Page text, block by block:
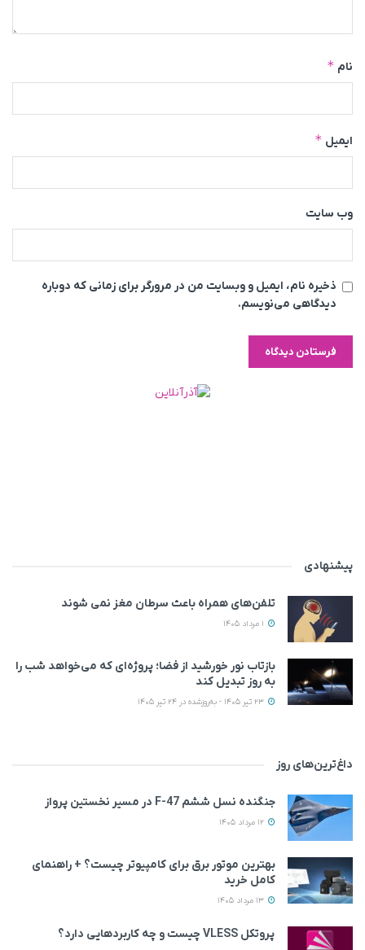
نام *
ایمیل *
وب‌ سایت
ذخیره نام، ایمیل و وبسایت من در مرورگر برای زمانی که دوباره
دیدگاهی می‌نویسم.
پیشنهادی
تلفن‌های همراه باعث سرطان مغز نمی‌ شوند
بازتاب نور خورشید از فضا؛ پروژه‌ای که می‌خواهد شب را
به روز تبدیل کند
داغ‌ترین‌های روز
جنگنده نسل ششم F-47 در مسیر نخستین پرواز
بهترین موتور برق برای کامپیوتر چیست؟ + راهنمای
کامل خرید
پروتکل VLESS چیست و چه کاربردهایی دارد؟